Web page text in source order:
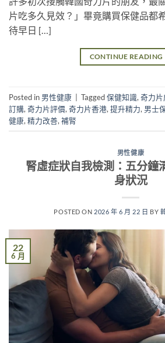
片吃多久見效？」畢竟購買保健品都
待早日 […]
CONTINUE READING
Posted in 男性健康 Tagged保健知識, 奇力片
訂購, 奇力片評價, 奇力片香港, 提升精力, 男士
健康, 精力改善, 補腎
男性健康
腎虛症狀自我檢測：五分鐘
身狀況
POSTED ON 2026 年 6 月 22 日 BY
22
6 月